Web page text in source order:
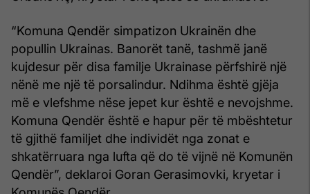
“Komuna Qendër simpatizon Ukrainën dhe
popullin Ukrainas. Banorët tanë, tashmë janë
kujdesur për disa familje Ukrainase përfshirë një
nënë me një të porsalindur. Ndihma është gjëja
më e vlefshme nëse jepet kur është e nevojshme.
Komuna Qendër është e hapur për të mbështetur
të gjithë familjet dhe individët nga zonat e
shkatërruara nga lufta që do të vijnë në Komunën
Qendër”, deklaroi Goran Gerasimovki, kryetar i